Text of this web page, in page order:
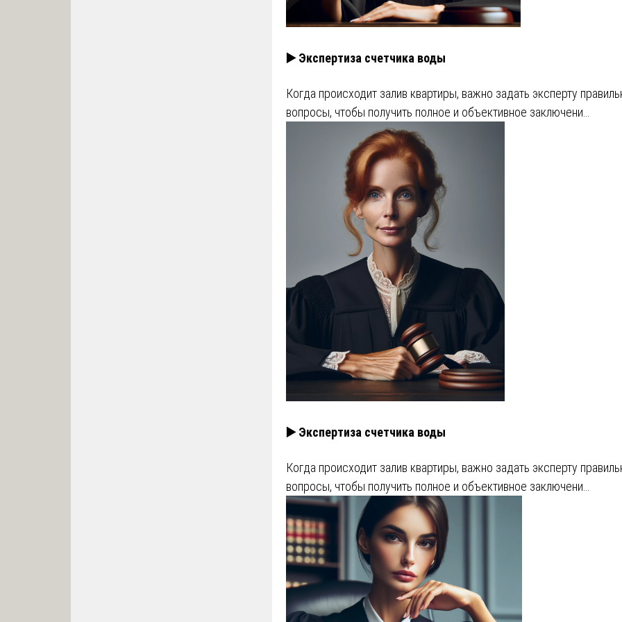
▶️ Экспертиза счетчика воды
Когда происходит залив квартиры, важно задать эксперту
вопросы, чтобы получить полное и объективное заключени…
▶️ Экспертиза счетчика воды
Когда происходит залив квартиры, важно задать эксперту
вопросы, чтобы получить полное и объективное заключени…